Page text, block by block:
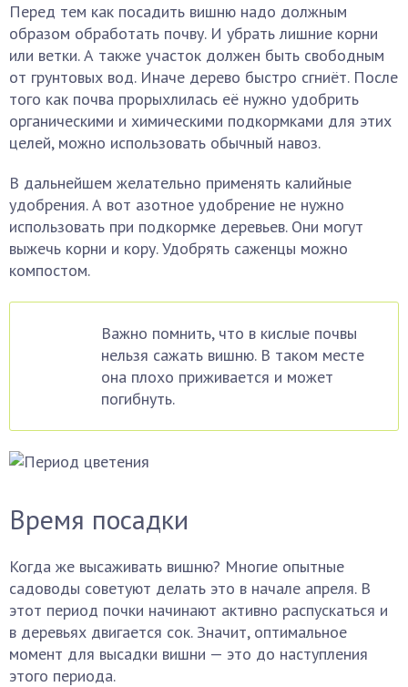
Перед тем как посадить вишню надо должным
образом обработать почву. И убрать лишние корни
или ветки. А также участок должен быть свободным
от грунтовых вод. Иначе дерево быстро сгниёт. После
того как почва прорыхлилась её нужно удобрить
органическими и химическими подкормками для этих
целей, можно использовать обычный навоз.
В дальнейшем желательно применять калийные
удобрения. А вот азотное удобрение не нужно
использовать при подкормке деревьев. Они могут
выжечь корни и кору. Удобрять саженцы можно
компостом.
Важно помнить, что в кислые почвы
нельзя сажать вишню. В таком месте
она плохо приживается и может
погибнуть.
Время посадки
Когда же высаживать вишню? Многие опытные
садоводы советуют делать это в начале апреля. В
этот период почки начинают активно распускаться и
в деревьях двигается сок. Значит, оптимальное
момент для высадки вишни — это до наступления
этого периода.